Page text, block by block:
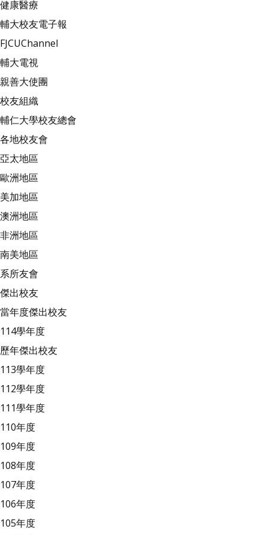
健康醫療
輔大校友電子報
FJCUChannel
輔大電視
親善大使團
校友組織
輔仁大學校友總會
各地校友會
亞太地區
歐洲地區
美加地區
澳洲地區
非洲地區
南美地區
系所友會
傑出校友
當年度傑出校友
114學年度
歷年傑出校友
113學年度
112學年度
111學年度
110年度
109年度
108年度
107年度
106年度
105年度